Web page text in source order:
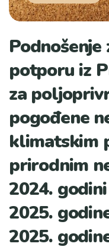
Podnošenje
potporu iz
za
pogođene
klimatskim
prirodnim
2024.
2025.
2025.